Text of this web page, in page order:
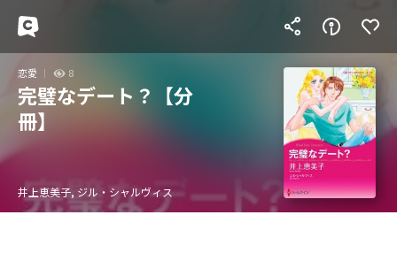
恋愛 8
完璧なデート？【分
冊】
井上恵美子, ジル・シャルヴィス